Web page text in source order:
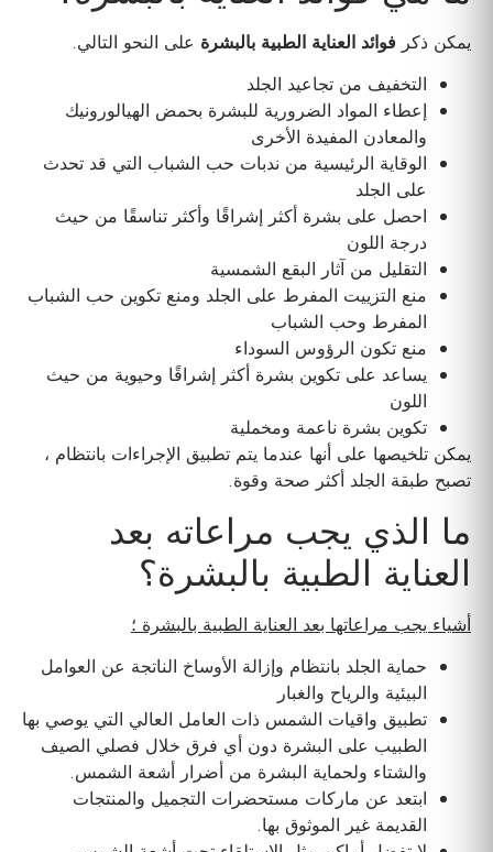
يمكن ذكر فوائد العناية الطبية بالبشرة على النحو التالي.
التخفيف من تجاعيد الجلد
إعطاء المواد الضرورية للبشرة بحمض الهيالورونيك
والمعادن المفيدة الأخرى
الوقاية الرئيسية من ندبات حب الشباب التي قد تحدث
على الجلد
احصل على بشرة أكثر إشراقًا وأكثر تناسقًا من حيث
درجة اللون
التقليل من آثار البقع الشمسية
منع التزييت المفرط على الجلد ومنع تكوين حب الشباب
المفرط وحب الشباب
منع تكون الرؤوس السوداء
يساعد على تكوين بشرة أكثر إشراقًا وحيوية من حيث
اللون
تكوين بشرة ناعمة ومخملية
يمكن تلخيصها على أنها عندما يتم تطبيق الإجراءات بانتظام ،
تصبح طبقة الجلد أكثر صحة وقوة.
ما الذي يجب مراعاته بعد
العناية الطبية بالبشرة؟
أشياء يجب مراعاتها بعد العناية الطبية بالبشرة ؛
حماية الجلد بانتظام وإزالة الأوساخ الناتجة عن العوامل
البيئية والرياح والغبار
تطبيق واقيات الشمس ذات العامل العالي التي يوصي بها
الطبيب على البشرة دون أي فرق خلال فصلي الصيف
والشتاء ولحماية البشرة من أضرار أشعة الشمس.
ابتعد عن ماركات مستحضرات التجميل والمنتجات
القديمة غير الموثوق بها.